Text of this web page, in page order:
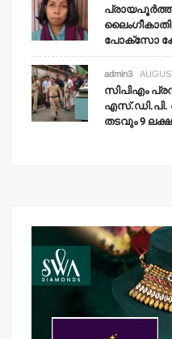
പോക്‌സോ
admin3
സിപിഎം
എസ്.ഡി.പി.
തടവും 9